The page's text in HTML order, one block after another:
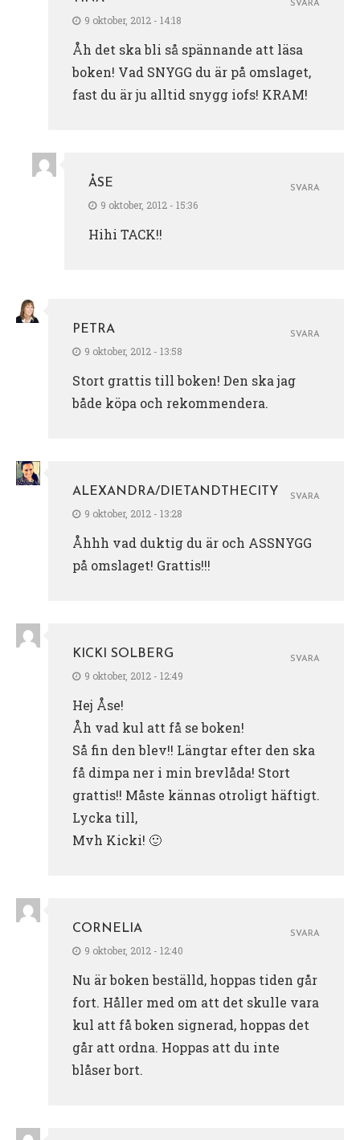
9 oktober, 2012 - 14:18
Åh det ska bli så spännande att läsa
boken! Vad SNYGG du är på omslaget,
fast du är ju alltid snygg iofs! KRAM!
SVARA
ÅSE
9 oktober, 2012 - 15:36
Hihi TACK!!
SVARA
PETRA
9 oktober, 2012 - 13:58
Stort grattis till boken! Den ska jag
både köpa och rekommendera.
SVARA
ALEXANDRA/DIETANDTHECITY
9 oktober, 2012 - 13:28
Åhhh vad duktig du är och ASSNYGG
på omslaget! Grattis!!!
SVARA
KICKI SOLBERG
9 oktober, 2012 - 12:49
Hej Åse!
Åh vad kul att få se boken!
Så fin den blev!! Längtar efter den ska
få dimpa ner i min brevlåda! Stort
grattis!! Måste kännas otroligt häftigt.
Lycka till,
Mvh Kicki! 🙂
SVARA
CORNELIA
9 oktober, 2012 - 12:40
Nu är boken beställd, hoppas tiden går
fort. Håller med om att det skulle vara
kul att få boken signerad, hoppas det
går att ordna. Hoppas att du inte
blåser bort.
SVARA